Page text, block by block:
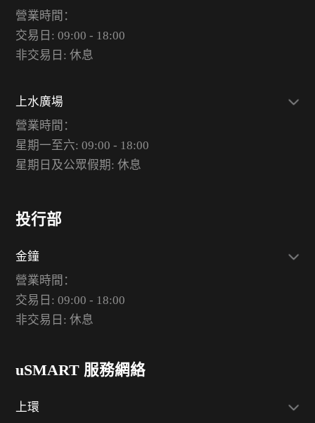
營業時間：
交易日: 09:00 - 18:00
非交易日: 休息
上水廣場
營業時間：
星期一至六: 09:00 - 18:00
星期日及公眾假期: 休息
投行部
金鐘
營業時間：
交易日: 09:00 - 18:00
非交易日: 休息
uSMART 服務網絡
上環